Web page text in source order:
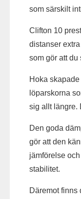
som särskilt
Clifton 10
distanser
som gör att
Hoka
löparskorna
sig allt längre.
Den goda
gör att den
jämförelse
stabilitet.
Däremot finns